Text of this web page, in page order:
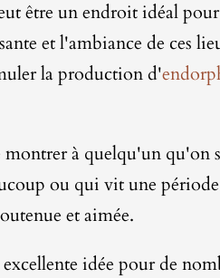
être un endroit idéal
et l'ambiance de ces
la production d'
à quelqu'un qu'on
ou qui vit une
et aimée.
idée pour de